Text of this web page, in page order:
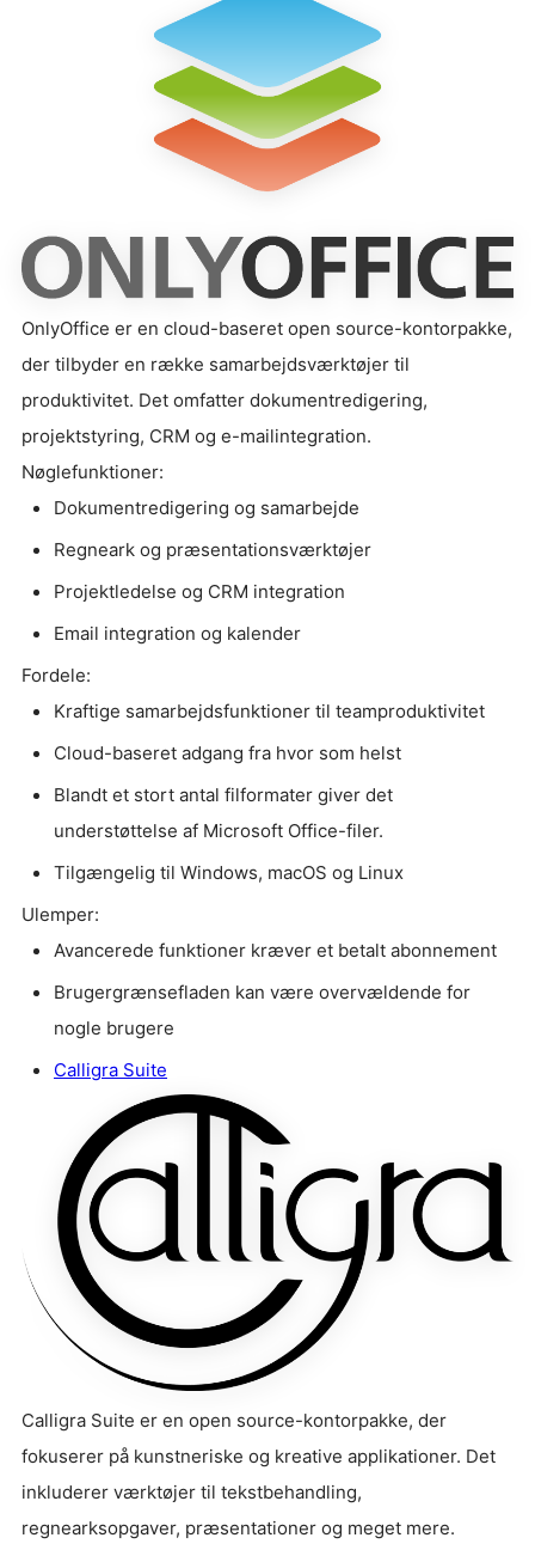
OnlyOffice er en cloud-baseret open source-kontorpakke,
der tilbyder en række samarbejdsværktøjer til
produktivitet. Det omfatter dokumentredigering,
projektstyring, CRM og e-mailintegration.
Nøglefunktioner:
Dokumentredigering og samarbejde
Regneark og præsentationsværktøjer
Projektledelse og CRM integration
Email integration og kalender
Fordele:
Kraftige samarbejdsfunktioner til teamproduktivitet
Cloud-baseret adgang fra hvor som helst
Blandt et stort antal filformater giver det
understøttelse af Microsoft Office-filer.
Tilgængelig til Windows, macOS og Linux
Ulemper:
Avancerede funktioner kræver et betalt abonnement
Brugergrænsefladen kan være overvældende for
nogle brugere
Calligra Suite
Calligra Suite er en open source-kontorpakke, der
fokuserer på kunstneriske og kreative applikationer. Det
inkluderer værktøjer til tekstbehandling,
regnearksopgaver, præsentationer og meget mere.